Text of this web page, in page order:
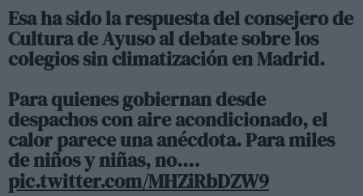
Esa ha sido la respuesta del consejero de
Cultura de Ayuso al debate sobre los
colegios sin climatización en Madrid.
Para quienes gobiernan desde
despachos con aire acondicionado, el
calor parece una anécdota. Para miles
de niños y niñas, no.…
pic.twitter.com/MHZiRbDZW9